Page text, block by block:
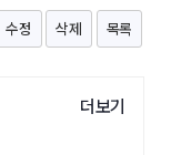
수정 삭제 목록
더보기